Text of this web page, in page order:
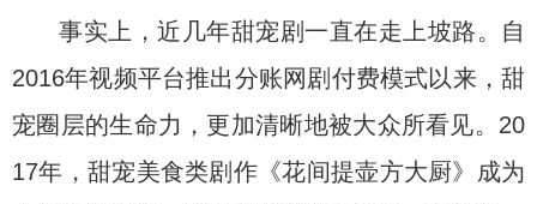
事实上，近几年甜宠剧一直在走上坡路。自
2016年视频平台推出分账网剧付费模式以来，甜
宠圈层的生命力，更加清晰地被大众所看见。20
17年，甜宠美食类剧作《花间提壶方大厨》成为